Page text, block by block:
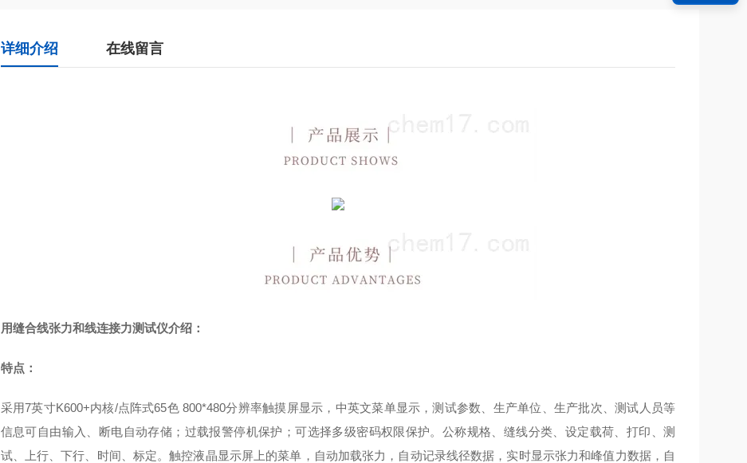
详细介绍 在线留言
用缝合线张力和线连接力测试仪介绍：
特点：
采用7英寸K600+内核/点阵式65色 800*480分辨率触摸屏显示，中英文菜单显示，测试参数、生产单位、生产批次、测试人员等
信息可自由输入、断电自动存储；过载报警停机保护；可选择多级密码权限保护。公称规格、缝线分类、设定载荷、打印、测
试、上行、下行、时间、标定。触控液晶显示屏上的菜单，自动加载张力，自动记录线径数据，实时显示张力和峰值力数据，自